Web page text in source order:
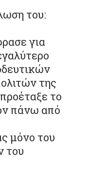
του:
για
της
το
πάνω από
μόνο του
του